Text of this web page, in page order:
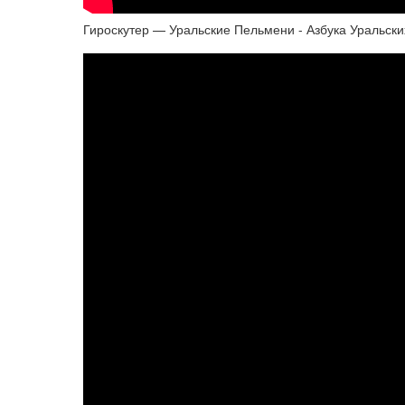
Гироскутер — Уральские Пельмени - Азбука